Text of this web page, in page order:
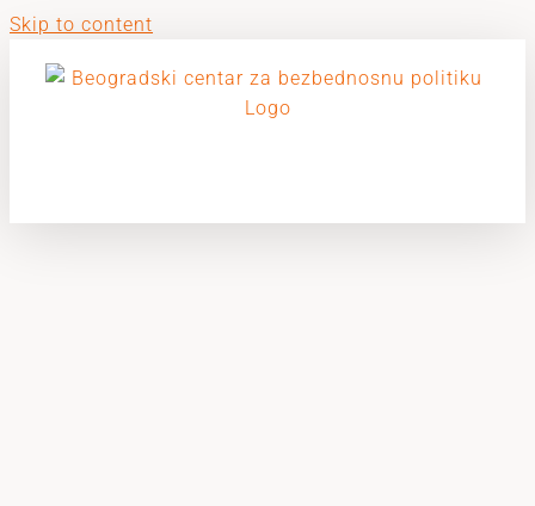
Skip to content